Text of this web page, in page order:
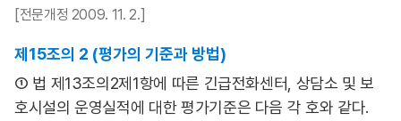
[전문개정 2009. 11. 2.]
제15조의 2 (평가의 기준과 방법)
① 법 제13조의2제1항에 따른 긴급전화센터, 상담소 및 보
호시설의 운영실적에 대한 평가기준은 다음 각 호와 같다.